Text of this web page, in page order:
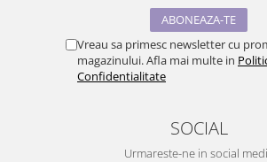
Vreau sa primesc newsletter cu
magazinului. Afla mai multe in
Confidentialitate
SOCIAL
Urmareste-ne in social